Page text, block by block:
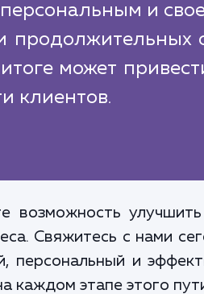
персональным и
может
клиентов.
возможность
Свяжитесь с нами
персональный и
каждом этапе этого